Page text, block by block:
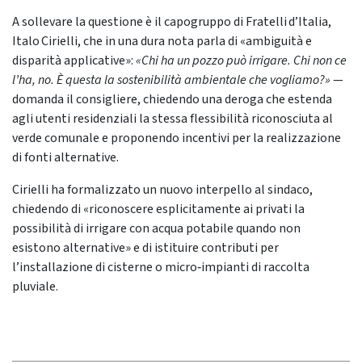
A sollevare la questione è il capogruppo di Fratelli d’Italia,
Italo Cirielli, che in una dura nota parla di «ambiguità e
disparità applicative»:«Chi ha un pozzo può irrigare. Chi non ce
l’ha, no. È questa la sostenibilità ambientale che vogliamo?»—
domanda il consigliere, chiedendo una deroga che estenda
agli utenti residenziali la stessa flessibilità riconosciuta al
verde comunale e proponendo incentivi per la realizzazione
di fonti alternative.
Cirielli ha formalizzato un nuovo interpello al sindaco,
chiedendo di «riconoscere esplicitamente ai privati la
possibilità di irrigare con acqua potabile quando non
esistono alternative» e di istituire contributi per
l’installazione di cisterne o micro‑impianti di raccolta
pluviale.